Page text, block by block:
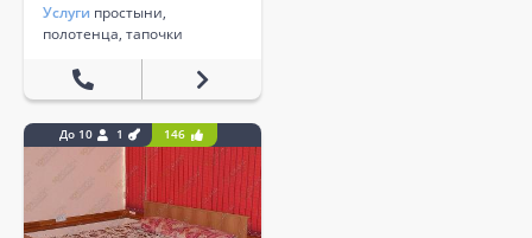
Услуги простыни,
полотенца, тапочки
До 10 1 146